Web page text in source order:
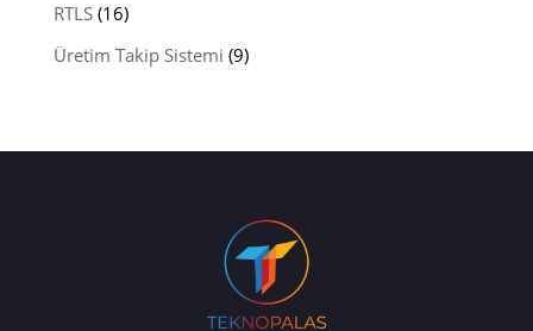
RTLS(16)
Üretim Takip Sistemi (9)